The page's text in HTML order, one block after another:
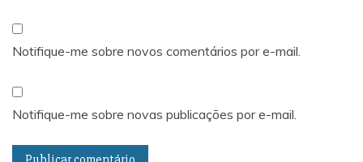
Notifique-me sobre novos comentários por e-mail.
Notifique-me sobre novas publicações por e-mail.